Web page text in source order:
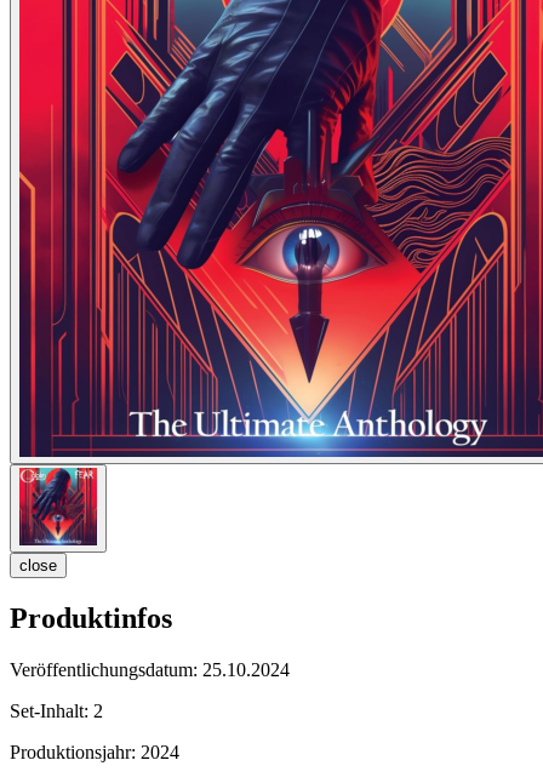
close
Produktinfos
Veröffentlichungsdatum: 25.10.2024
Set-Inhalt: 2
Produktionsjahr: 2024